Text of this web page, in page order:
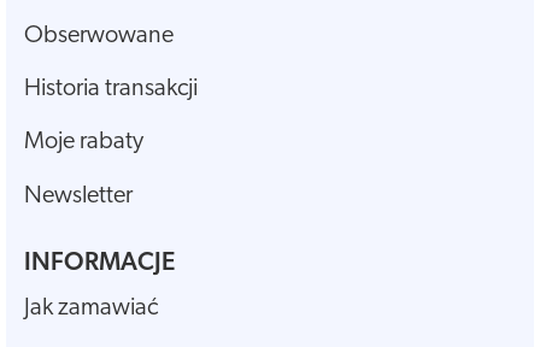
Obserwowane
Historia transakcji
Moje rabaty
Newsletter
INFORMACJE
Jak zamawiać